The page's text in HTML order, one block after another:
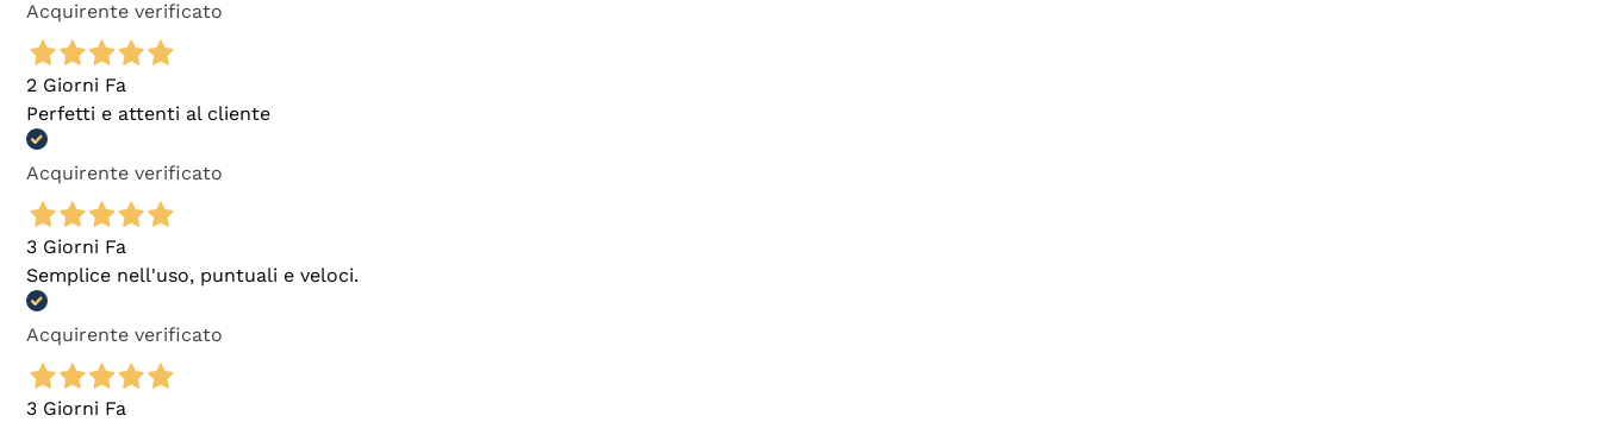
Acquirente verificato
2 Giorni Fa
Perfetti e attenti al cliente
Acquirente verificato
3 Giorni Fa
Semplice nell'uso, puntuali e veloci.
Acquirente verificato
3 Giorni Fa